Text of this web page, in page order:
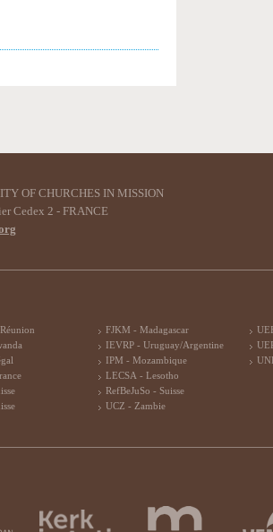
OF CHURCHES IN MISSION
Cedex 2 - FRANCE
FJKM - Madagascar
IEVRP - Uruguay/Argentine
IPM - Mozambique
LECSA - Lesotho
RefBeJuSo - Suisse
UCZ - Zambie